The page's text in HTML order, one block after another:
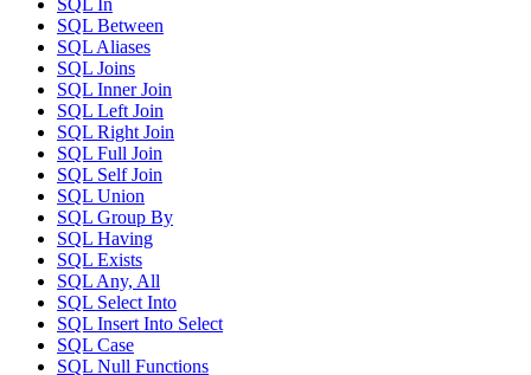
SQL In
SQL Between
SQL Aliases
SQL Joins
SQL Inner Join
SQL Left Join
SQL Right Join
SQL Full Join
SQL Self Join
SQL Union
SQL Group By
SQL Having
SQL Exists
SQL Any, All
SQL Select Into
SQL Insert Into Select
SQL Case
SQL Null Functions